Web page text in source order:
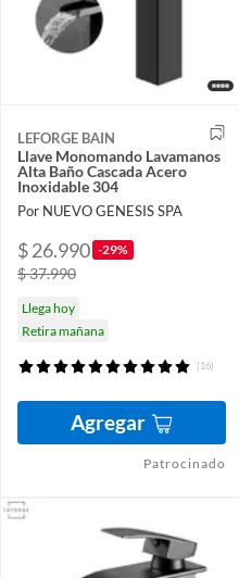
LEFORGE BAIN
Llave Monomando Lavamanos
Alta Baño Cascada Acero
Inoxidable 304
Por NUEVO GENESIS SPA
$ 26.990 -29%
$ 37.990
Llega hoy
Retira mañana
(16)
Agregar
Patrocinado